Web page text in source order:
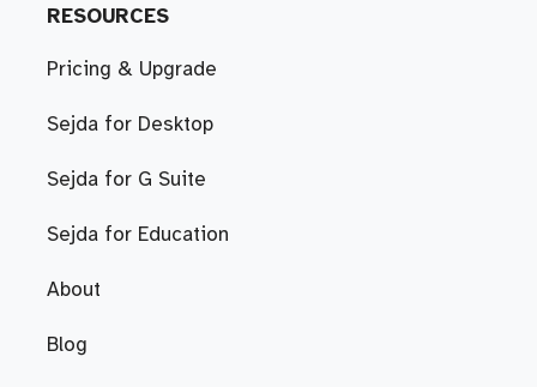
RESOURCES
Pricing & Upgrade
Sejda for Desktop
Sejda for G Suite
Sejda for Education
About
Blog